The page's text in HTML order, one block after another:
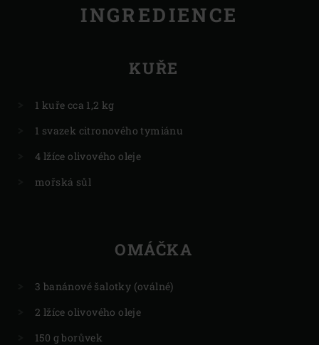
INGREDIENCE
KUŘE
1 kuře cca 1,2 kg
1 svazek citronového tymiánu
4 lžíce olivového oleje
mořská sůl
OMÁČKA
3 banánové šalotky (oválné)
2 lžíce olivového oleje
150 g borůvek